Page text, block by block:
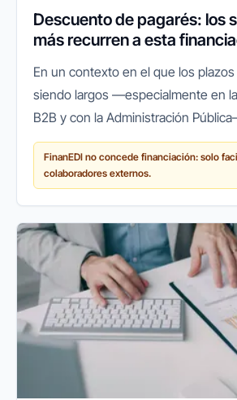
Descuento de pagarés: los
más recurren a esta
En un contexto en el que los
siendo largos —especialmente en
B2B y con la Administración
empresas españolas recurren a
les permitan mantener su...
FinanEDI no concede financiación: solo
colaboradores externos.